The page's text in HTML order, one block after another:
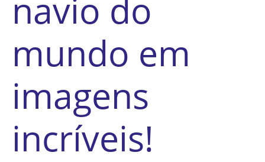
navio do
mundo em
imagens
incríveis!